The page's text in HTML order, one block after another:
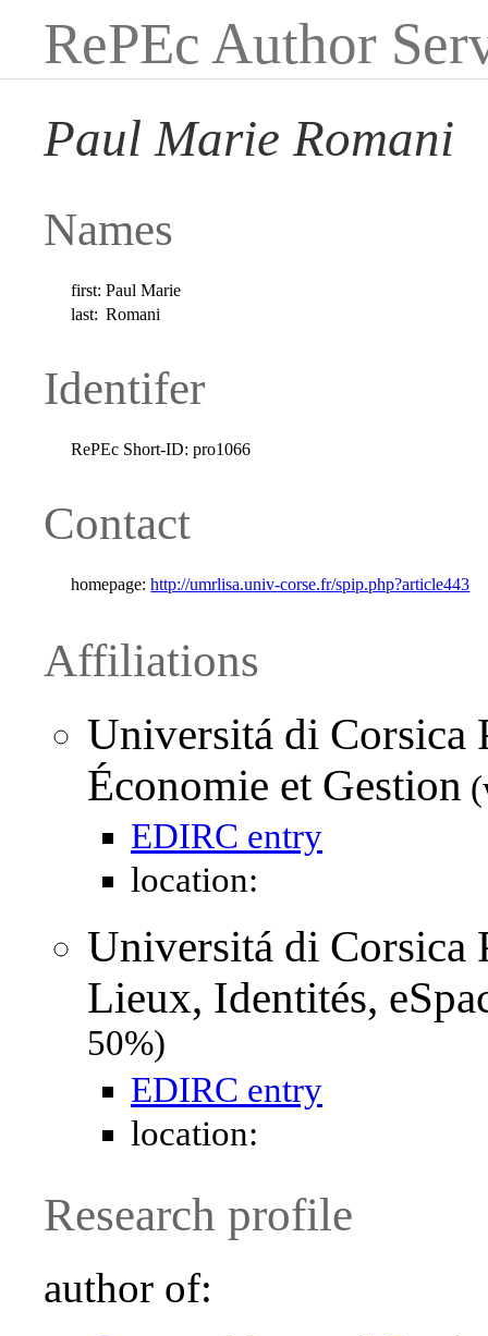
RePEc Author
Paul Marie Romani
Names
first: Paul Marie
last: Romani
Identifer
RePEc Short-ID: pro1066
Contact
homepage: http://umrlisa.univ-corse.fr/spip.php?article443
Affiliations
Universitá di Corsica
Économie et Gestion
EDIRC entry
location:
Universitá di Corsica
Lieux, Identités,
50%)
EDIRC entry
location:
Research profile
author of: